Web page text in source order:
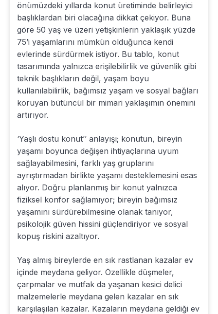
önümüzdeki yıllarda konut üretiminde belirleyici
başlıklardan biri olacağına dikkat çekiyor. Buna
göre 50 yaş ve üzeri yetişkinlerin yaklaşık yüzde
75’i yaşamlarını mümkün olduğunca kendi
evlerinde sürdürmek istiyor. Bu tablo, konut
tasarımında yalnızca erişilebilirlik ve güvenlik gibi
teknik başlıkların değil, yaşam boyu
kullanılabilirlik, bağımsız yaşam ve sosyal bağları
koruyan bütüncül bir mimari yaklaşımın önemini
artırıyor.
‘Yaşlı dostu konut’’ anlayışı; konutun, bireyin
yaşamı boyunca değişen ihtiyaçlarına uyum
sağlayabilmesini, farklı yaş gruplarını
ayrıştırmadan birlikte yaşamı desteklemesini esas
alıyor. Doğru planlanmış bir konut yalnızca
fiziksel konfor sağlamıyor; bireyin bağımsız
yaşamını sürdürebilmesine olanak tanıyor,
psikolojik güven hissini güçlendiriyor ve sosyal
kopuş riskini azaltıyor.
Yaş almış bireylerde en sık rastlanan kazalar ev
içinde meydana geliyor. Özellikle düşmeler,
çarpmalar ve mutfak da yaşanan kesici delici
malzemelerle meydana gelen kazalar en sık
karşılaşılan kazalar. Kazaların meydana geldiği ev